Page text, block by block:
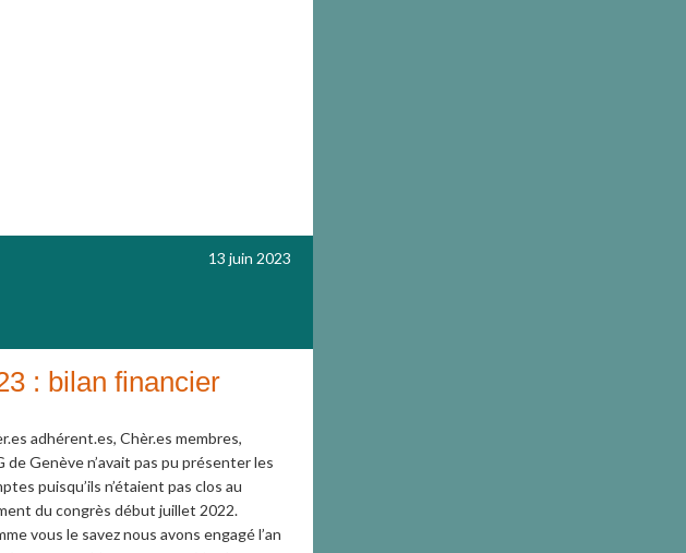
13 juin 2023
: bilan financier
adhérent.es, Chèr.es membres,
de Genève n’avait pas pu présenter les
puisqu’ils n’étaient pas clos au
du congrès début juillet 2022.
vous le savez nous avons engagé l’an